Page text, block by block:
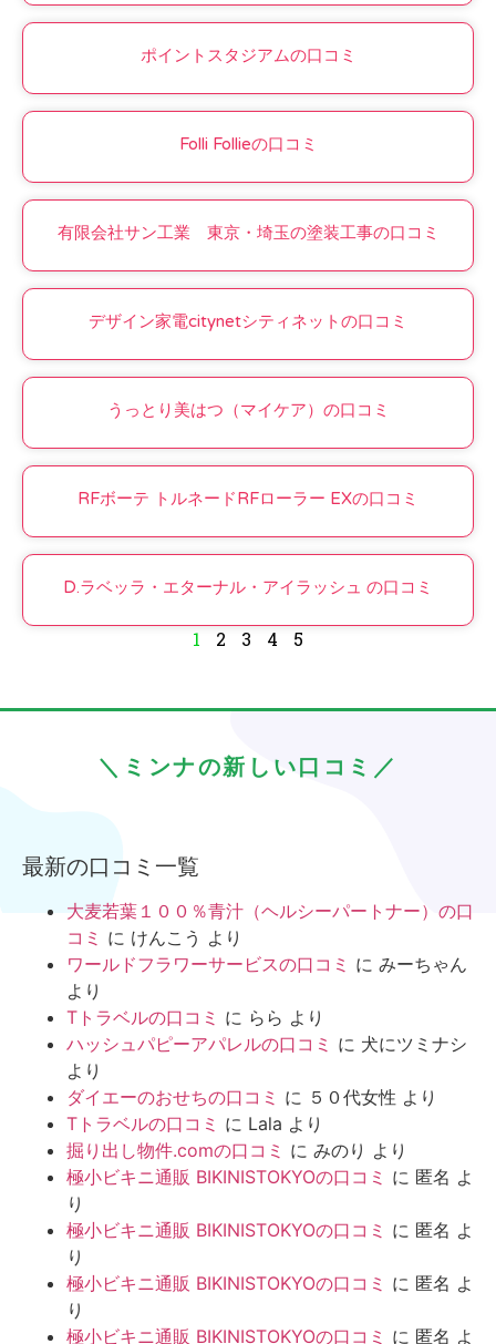
ポイントスタジアムの口コミ
Folli Follieの口コミ
有限会社サン工業 東京・埼玉の塗装工事の口コミ
デザイン家電citynetシティネットの口コミ
うっとり美はつ（マイケア）の口コミ
RFボーテ トルネードRFローラー EXの口コミ
D.ラベッラ・エターナル・アイラッシュ の口コミ
1 2 3 4 5
＼ミンナの新しい口コミ／
最新の口コミ一覧
大麦若葉１００％青汁（ヘルシーパートナー）の口
コミ に けんこう より
ワールドフラワーサービスの口コミ に みーちゃん
より
Tトラベルの口コミ に らら より
ハッシュパピーアパレルの口コミ に 犬にツミナシ
より
ダイエーのおせちの口コミ に ５０代女性 より
Tトラベルの口コミ に Lala より
掘り出し物件.comの口コミ に みのり より
極小ビキニ通販 BIKINISTOKYOの口コミ に 匿名 よ
り
極小ビキニ通販 BIKINISTOKYOの口コミ に 匿名 よ
り
極小ビキニ通販 BIKINISTOKYOの口コミ に 匿名 よ
り
極小ビキニ通販 BIKINISTOKYOの口コミ に 匿名 よ